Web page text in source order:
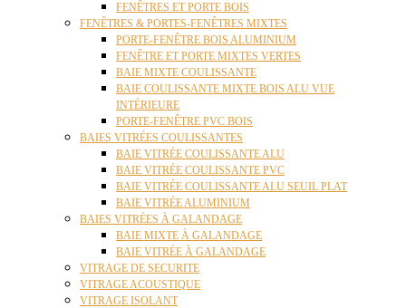
FENÊTRES ET PORTE BOIS
FENÊTRES & PORTES-FENÊTRES MIXTES
PORTE-FENÊTRE BOIS ALUMINIUM
FENÊTRE ET PORTE MIXTES VERTES
BAIE MIXTE COULISSANTE
BAIE COULISSANTE MIXTE BOIS ALU VUE
INTÉRIEURE
PORTE-FENÊTRE PVC BOIS
BAIES VITRÉES COULISSANTES
BAIE VITRÉE COULISSANTE ALU
BAIE VITRÉE COULISSANTE PVC
BAIE VITRÉE COULISSANTE ALU SEUIL PLAT
BAIE VITRÉE ALUMINIUM
BAIES VITRÉES À GALANDAGE
BAIE MIXTE À GALANDAGE
BAIE VITRÉE À GALANDAGE
VITRAGE DE SECURITE
VITRAGE ACOUSTIQUE
VITRAGE ISOLANT